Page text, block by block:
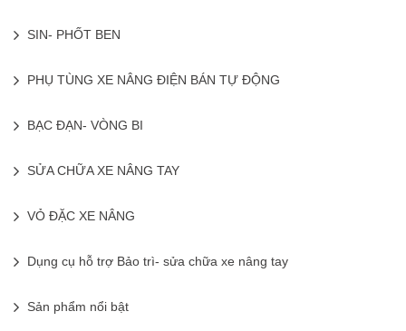
SIN- PHỐT BEN
PHỤ TÙNG XE NÂNG ĐIỆN BÁN TỰ ĐỘNG
BẠC ĐẠN- VÒNG BI
SỬA CHỮA XE NÂNG TAY
VỎ ĐẶC XE NÂNG
Dụng cụ hỗ trợ Bảo trì- sửa chữa xe nâng tay
Sản phẩm nổi bật